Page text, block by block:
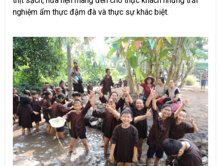
nghiệm ẩm thực đậm đà và thực sự khác biệt.